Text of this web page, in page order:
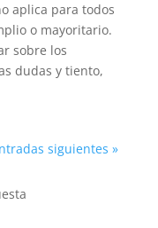
aplica para todos
o mayoritario.
sobre los
dudas y tiento,
siguientes »